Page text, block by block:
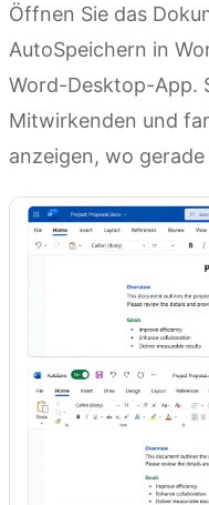
Öffnen Sie das
AutoSpeichern in
Word-Desktop-App.
Mitwirkenden und
anzeigen, wo